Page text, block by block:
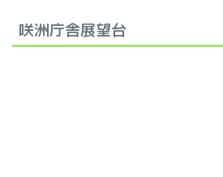
咲洲庁舎展望台